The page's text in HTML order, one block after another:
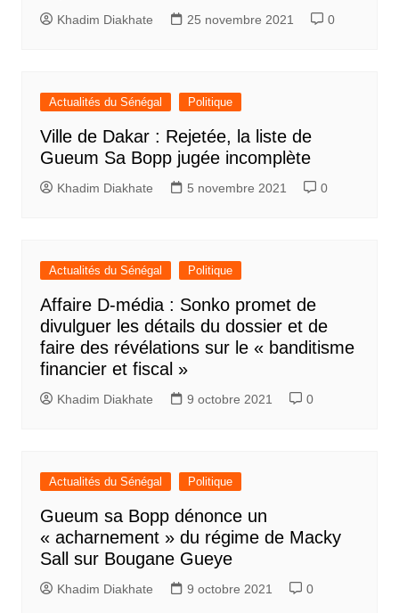
Khadim Diakhate 25 novembre 2021 0
Actualités du Sénégal Politique
Ville de Dakar : Rejetée, la liste de
Gueum Sa Bopp jugée incomplète
Khadim Diakhate 5 novembre 2021 0
Actualités du Sénégal Politique
Affaire D-média : Sonko promet de
divulguer les détails du dossier et de
faire des révélations sur le « banditisme
financier et fiscal »
Khadim Diakhate 9 octobre 2021 0
Actualités du Sénégal Politique
Gueum sa Bopp dénonce un
« acharnement » du régime de Macky
Sall sur Bougane Gueye
Khadim Diakhate 9 octobre 2021 0